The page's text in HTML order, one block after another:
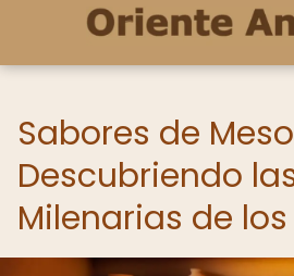
Sabores de
Descubriendo
Milenarias de